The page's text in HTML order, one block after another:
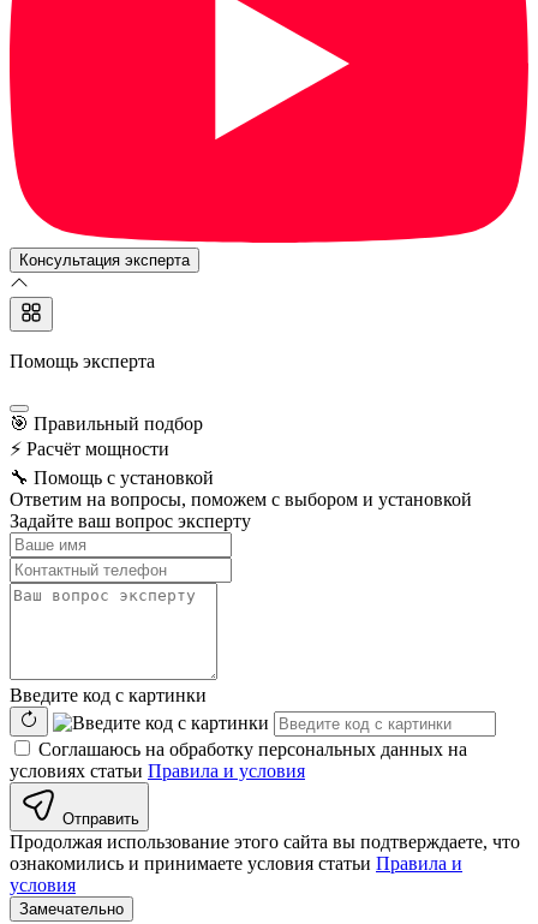
Консультация эксперта
Помощь эксперта
🎯 Правильный подбор
⚡ Расчёт мощности
🔧 Помощь с установкой
Ответим на вопросы, поможем с выбором и установкой
Задайте ваш вопрос эксперту
Введите код с картинки
Соглашаюсь на обработку персональных данных на
условиях статьи Правила и условия
Отправить
Продолжая использование этого сайта вы подтверждаете, что
ознакомились и принимаете условия статьи Правила и
условия
Замечательно